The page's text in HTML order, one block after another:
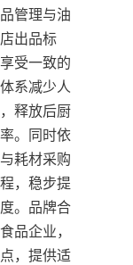
管理与油
出品标
受一致的
系减少人
释放后厨
。同时依
耗材采购
，稳步提
。品牌合
品企业，
，提供适